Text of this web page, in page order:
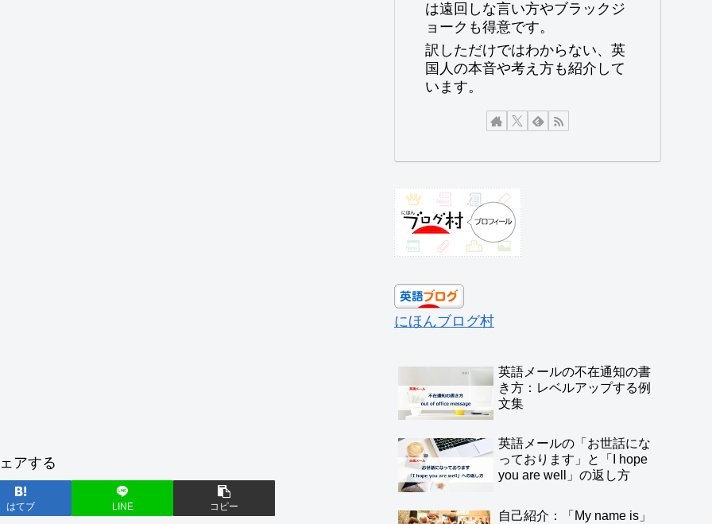
アする
はてブ LINE コピー
は遠回しな言い方やブラックジ
ョークも得意です。
訳しただけではわからない、英
国人の本音や考え方も紹介して
います。
にほんブログ村
英語メールの不在通知の書
き方：レベルアップする例
文集
英語メールの「お世話にな
っております」と「I hope
you are well」の返し方
自己紹介：「My name is」